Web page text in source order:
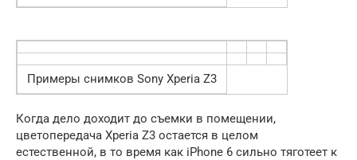
Примеры снимков Sony Xperia Z3
Когда дело доходит до съемки в помещении,
цветопередача Xperia Z3 остается в целом
естественной, в то время как iPhone 6 сильно тяготеет к